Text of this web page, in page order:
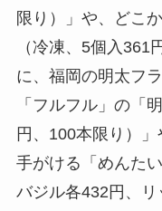
限り）」や、どこ
（冷凍、5個入361
に、福岡の明太フ
「フルフル」の「
円、100本限り）
手がける「めんた
バジル各432円、